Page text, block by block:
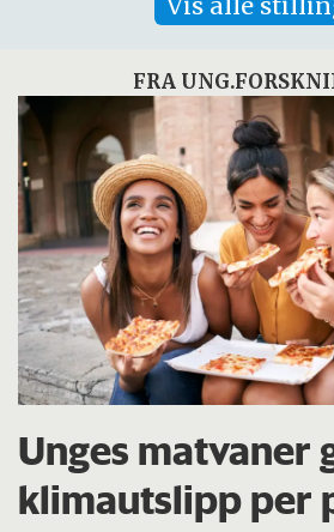
FRA
Unges matvaner
klimautslipp per